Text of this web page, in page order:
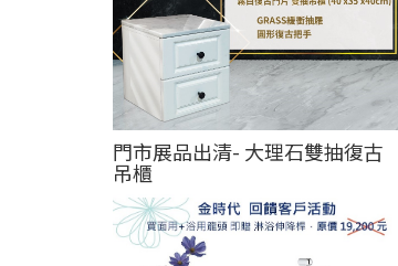
門市展品出清- 大理石雙抽復古
吊櫃